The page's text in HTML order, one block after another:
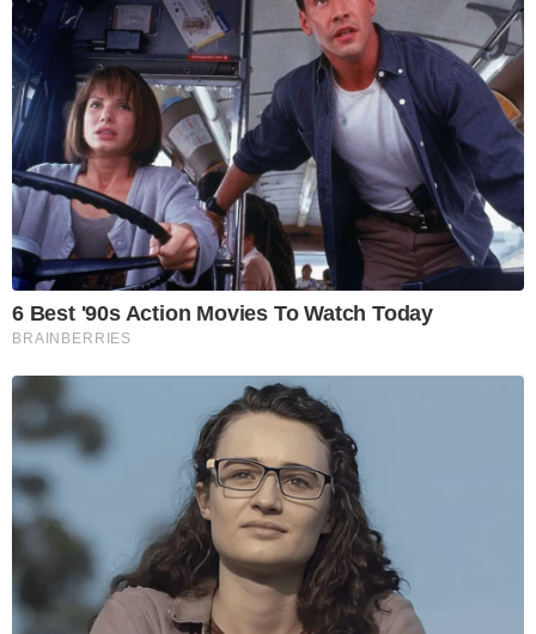
6 Best '90s Action Movies To Watch Today
BRAINBERRIES